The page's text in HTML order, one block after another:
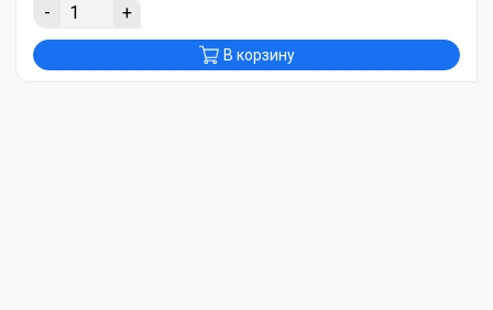
- +
В корзину